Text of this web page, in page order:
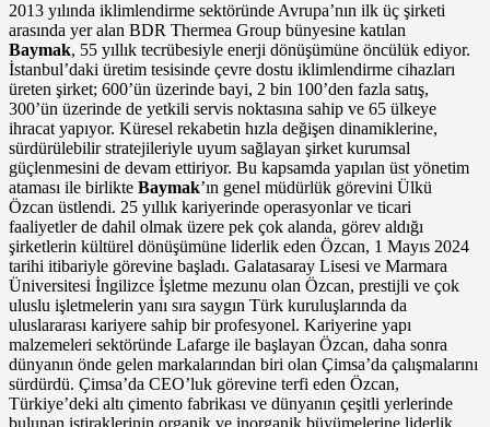
2013 yılında iklimlendirme sektöründe Avrupa’nın ilk üç şirketi
arasında yer alan BDR Thermea Group bünyesine katılan
Baymak, 55 yıllık tecrübesiyle enerji dönüşümüne öncülük ediyor.
İstanbul’daki üretim tesisinde çevre dostu iklimlendirme cihazları
üreten şirket; 600’ün üzerinde bayi, 2 bin 100’den fazla satış,
300’ün üzerinde de yetkili servis noktasına sahip ve 65 ülkeye
ihracat yapıyor. Küresel rekabetin hızla değişen dinamiklerine,
sürdürülebilir stratejileriyle uyum sağlayan şirket kurumsal
güçlenmesini de devam ettiriyor. Bu kapsamda yapılan üst yönetim
ataması ile birlikte Baymak’ın genel müdürlük görevini Ülkü
Özcan üstlendi. 25 yıllık kariyerinde operasyonlar ve ticari
faaliyetler de dahil olmak üzere pek çok alanda, görev aldığı
şirketlerin kültürel dönüşümüne liderlik eden Özcan, 1 Mayıs 2024
tarihi itibariyle görevine başladı. Galatasaray Lisesi ve Marmara
Üniversitesi İngilizce İşletme mezunu olan Özcan, prestijli ve çok
uluslu işletmelerin yanı sıra saygın Türk kuruluşlarında da
uluslararası kariyere sahip bir profesyonel. Kariyerine yapı
malzemeleri sektöründe Lafarge ile başlayan Özcan, daha sonra
dünyanın önde gelen markalarından biri olan Çimsa’da çalışmalarını
sürdürdü. Çimsa’da CEO’luk görevine terfi eden Özcan,
Türkiye’deki altı çimento fabrikası ve dünyanın çeşitli yerlerinde